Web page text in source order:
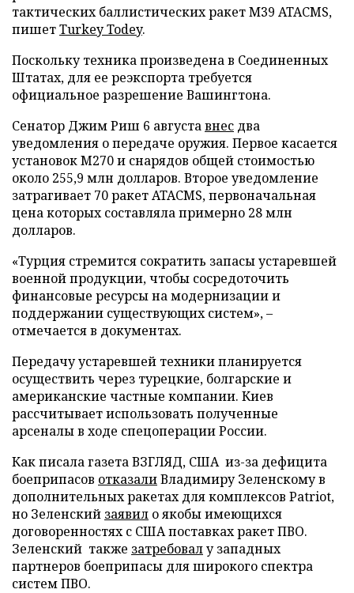
тактических баллистических ракет М39 ATACMS,
пишетTurkey Todey.
Поскольку техника произведена в Соединенных
Штатах, для ее реэкспорта требуется
официальное разрешение Вашингтона.
Сенатор Джим Риш 6 августавнес два
уведомления о передаче оружия. Первое касается
установок M270 и снарядов общей стоимостью
около 255,9 млн долларов. Второе уведомление
затрагивает 70 ракет ATACMS, первоначальная
цена которых составляла примерно 28 млн
долларов.
«Турция стремится сократить запасы устаревшей
военной продукции, чтобы сосредоточить
финансовые ресурсы на модернизации и
поддержании существующих систем», –
отмечается в документах.
Передачу устаревшей техники планируется
осуществить через турецкие, болгарские и
американские частные компании. Киев
рассчитывает использовать полученные
арсеналы в ходе спецоперации России.
Как писала газета ВЗГЛЯД, США из-за дефицита
боеприпасов отказалиВладимиру Зеленскому в
дополнительных ракетах для комплексов Patriot,
но Зеленский заявил о якобы имеющихся
договоренностях с США поставках ракет ПВО.
Зеленский также затребовалу западных
партнеров боеприпасы для широкого спектра
систем ПВО.